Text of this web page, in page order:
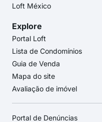
Loft México
Explore
Portal Loft
Lista de Condomínios
Guia de Venda
Mapa do site
Avaliação de imóvel
Portal de Denúncias